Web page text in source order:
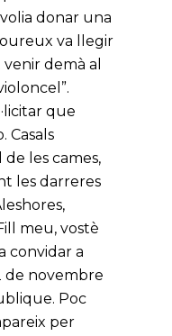
donar una
va llegir
venir demà al
que
Casals
les cames,
les darreres
meu, vostè
convidar a
de novembre
Poc
per